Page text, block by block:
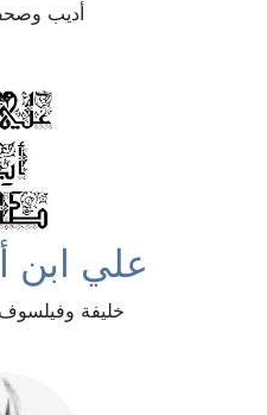
أديب
علي ابن
خليفة